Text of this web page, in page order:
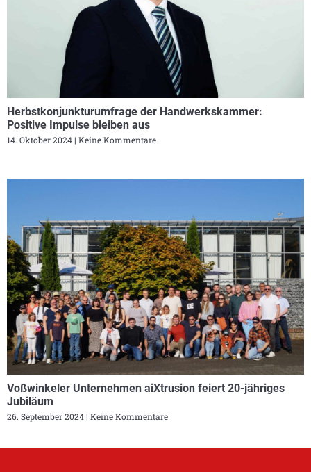
Herbstkonjunkturumfrage der Handwerkskammer:
Positive Impulse bleiben aus
14. Oktober 2024 Keine Kommentare
Voßwinkeler Unternehmen aiXtrusion feiert 20-jähriges
Jubiläum
26. September 2024 Keine Kommentare